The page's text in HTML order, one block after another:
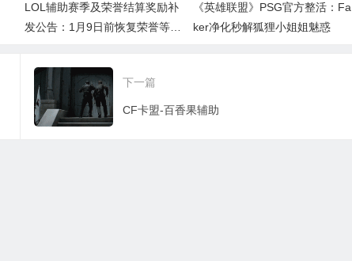
LOL辅助赛季及荣誉结算奖励补
发公告：1月9日前恢复荣誉等级
《英雄联盟》PSG官方整活：Fa
ker净化秒解狐狸小姐姐魅惑
下一篇
CF卡盟-百香果辅助